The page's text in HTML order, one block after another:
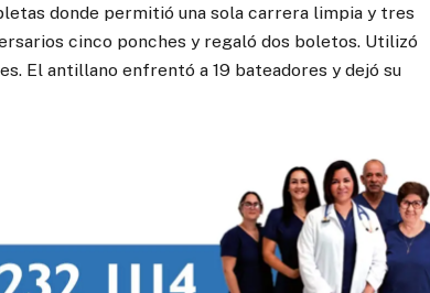
donde permitió una sola carrera limpia y tres
cinco ponches y regaló dos boletos. Utilizó
El antillano enfrentó a 19 bateadores y dejó su